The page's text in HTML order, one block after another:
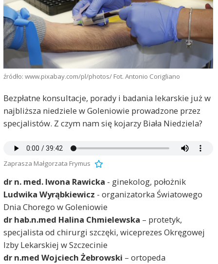
źródło: www.pixabay.com/pl/photos/ Fot. Antonio Corigliano
Bezpłatne konsultacje, porady i badania lekarskie już w
najbliższa niedziele w Goleniowie prowadzone przez
specjalistów. Z czym nam się kojarzy Biała Niedziela?
Zaprasza Małgorzata Frymus
dr n. med. Iwona Rawicka - ginekolog, położnik
Ludwika Wyrąbkiewicz - organizatorka Światowego
Dnia Chorego w Goleniowie
dr hab.n.med Halina Chmielewska – protetyk,
specjalista od chirurgi szczęki, wiceprezes Okręgowej
Izby Lekarskiej w Szczecinie
dr n.med Wojciech Żebrowski – ortopeda